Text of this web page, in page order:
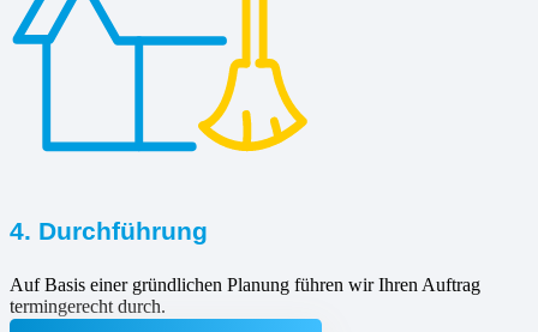
4. Durchführung
Auf Basis einer gründlichen Planung führen wir Ihren Auftrag
termingerecht durch.